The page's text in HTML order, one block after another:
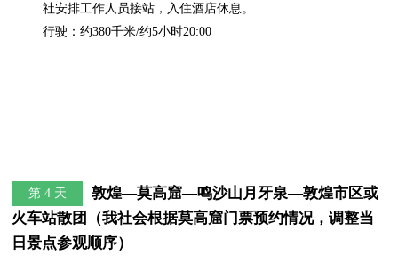
社安排工作人员接站，入住酒店休息。
行驶：约380千米/约5小时20:00
第 4 天
敦煌—莫高窟—鸣沙山月牙泉—敦煌市区或
火车站散团（我社会根据莫高窟门票预约情况，调整当
日景点参观顺序）